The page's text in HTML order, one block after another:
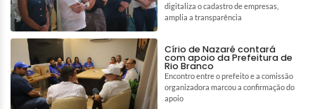
digitaliza o cadastro de empresas,
amplia a transparência
Círio de Nazaré contará
com apoio da Prefeitura de
Rio Branco
Encontro entre o prefeito e a comissão
organizadora marcou a confirmação do
apoio